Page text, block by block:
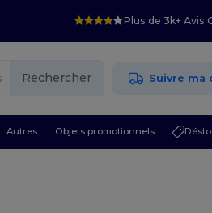
Plus de 3k+ Avis
Rechercher Suivre ma
Autres Objets promotionnels